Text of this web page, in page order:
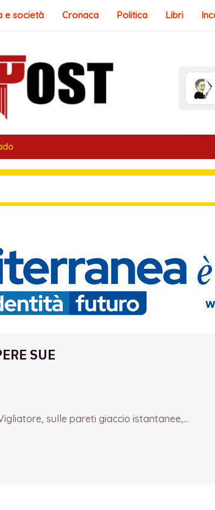
e società Cronaca Politica Libri
SUE
sulle pareti giaccio istantanee,...